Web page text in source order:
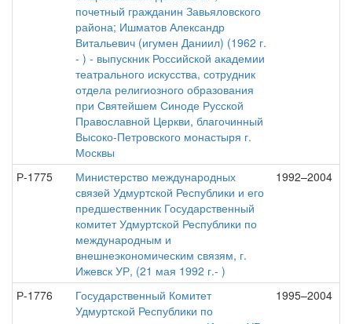
почетный гражданин Завьяловского
района; Ишматов Александр
Витальевич (игумен Даниил) (1962 г.
- ) - выпускник Российской академии
театрального искусства, сотрудник
отдела религиозного образования
при Святейшем Синоде Русской
Православной Церкви, благочинный
Высоко-Петровского монастыря г.
Москвы
Р-1775
Министерство международных
связей Удмуртской Республики и его
предшественник Государственный
комитет Удмуртской Республики по
международным и
внешнеэкономическим связям, г.
Ижевск УР, (21 мая 1992 г.- )
1992–2004
Р-1776
Государственный Комитет
Удмуртской Республики по
1995–2004